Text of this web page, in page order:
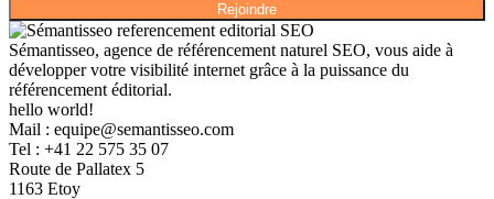
Rejoindre
Sémantisseo, agence de référencement naturel SEO, vous aide à
développer votre visibilité internet grâce à la puissance du
référencement éditorial.
hello world!
Mail : equipe@semantisseo.com
Tel : +41 22 575 35 07
Route de Pallatex 5
1163 Etoy